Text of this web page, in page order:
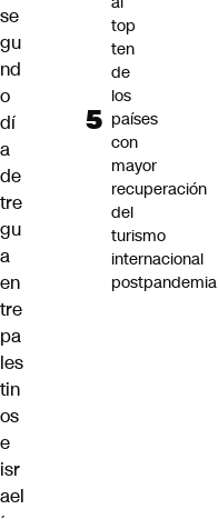
se
gu
nd
o
dí
a
de
tre
gu
a
en
tre
pa
les
tin
os
e
isr
ael
top
ten
de
los
países
con
mayor
recuperación
del
turismo
internacional
postpandemia